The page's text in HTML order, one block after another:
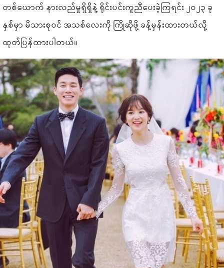
တစ်ယောက် နားလည်မှုရှိရှိနဲ့ ရိုင်းပင်းကူညီပေးခဲ့ကြရင်း ၂၀၂၃ ခု
နှစ်မှာ မိသားစုဝင် အသစ်လေးကို ကြိုဆိုဖို့ ခန့်မှန်းထားတယ်လို့
ထုတ်ပြန်ထားပါတယ်။